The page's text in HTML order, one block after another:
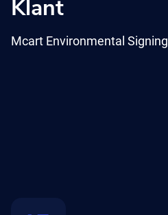
Klant
Mcart Environmental Signing